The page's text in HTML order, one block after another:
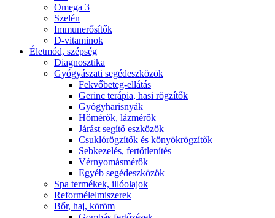
Omega 3
Szelén
Immunerősítők
D-vitaminok
Életmód, szépség
Diagnosztika
Gyógyászati segédeszközök
Fekvőbeteg-ellátás
Gerinc terápia, hasi rögzítők
Gyógyharisnyák
Hőmérők, lázmérők
Járást segítő eszközök
Csuklórögzítők és könyökrögzítők
Sebkezelés, fertőtlenítés
Vérnyomásmérők
Egyéb segédeszközök
Spa termékek, illóolajok
Reformélelmiszerek
Bőr, haj, köröm